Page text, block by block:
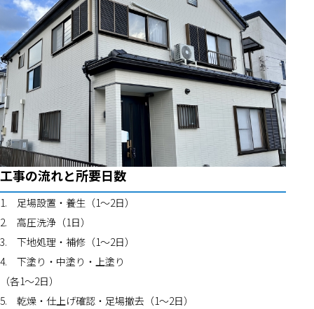
工事の流れと所要日数
1.	足場設置・養生（1〜2日）
2.	高圧洗浄（1日）
3.	下地処理・補修（1〜2日）
4.	下塗り・中塗り・上塗り
（各1〜2日）
5.	乾燥・仕上げ確認・足場撤去（1〜2日）